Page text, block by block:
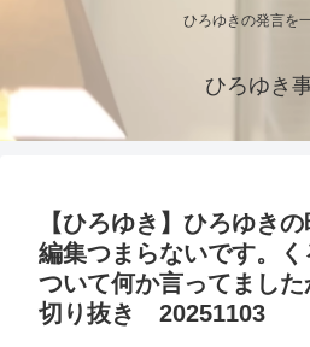
ひろゆきの発言を
ひろゆき
【ひろゆき】ひろゆき
編集つまらないです。
ついて何か言ってまし
切り抜き 20251103